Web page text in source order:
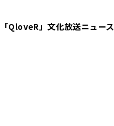
QloveR」文化放送ニュース